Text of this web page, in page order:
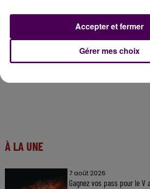
devoir trouver un terrain d’entente
notamment sur un calendrier.
À LA UNE
7 août 2026
Gagnez vos pass pour le V
Gérer mes choix
Accepter et fermer